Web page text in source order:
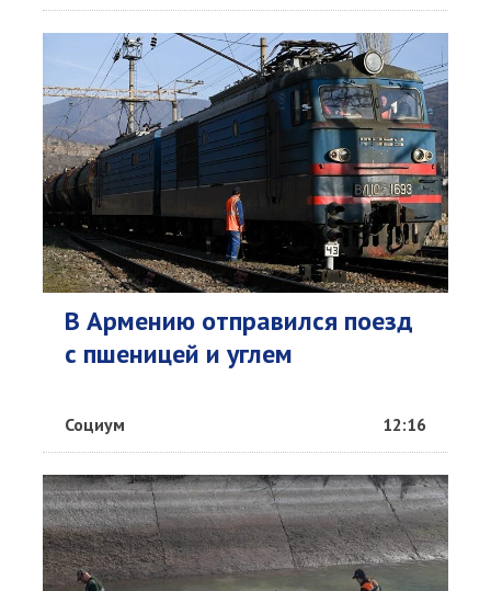
В Армению отправился поезд
с пшеницей и углем
Социум 12:16